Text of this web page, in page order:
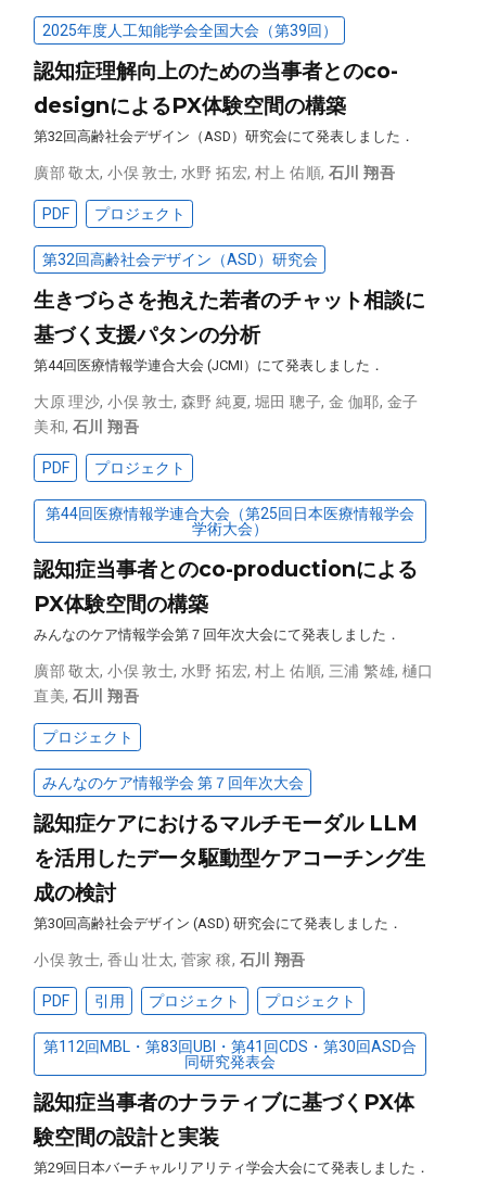
2025年度人工知能学会全国大会（第39回）
認知症理解向上のための当事者とのco-
designによるPX体験空間の構築
第32回高齢社会デザイン（ASD）研究会にて発表しました．
廣部 敬太,小俣 敦士, 水野 拓宏,村上 佑順, 石川 翔吾
PDF プロジェクト
第32回高齢社会デザイン（ASD）研究会
生きづらさを抱えた若者のチャット相談に
基づく支援パタンの分析
第44回医療情報学連合大会 (JCMI）にて発表しました．
大原 理沙,小俣 敦士,森野 純夏,堀田 聰子, 金 伽耶, 金子
美和, 石川 翔吾
PDF プロジェクト
第44回医療情報学連合大会（第25回日本医療情報学会
学術大会）
認知症当事者とのco-productionによる
PX体験空間の構築
みんなのケア情報学会第７回年次大会にて発表しました．
廣部 敬太,小俣 敦士, 水野 拓宏,村上 佑順, 三浦 繁雄, 樋口
直美, 石川 翔吾
プロジェクト
みんなのケア情報学会 第７回年次大会
認知症ケアにおけるマルチモーダル LLM
を活用したデータ駆動型ケアコーチング生
成の検討
第30回高齢社会デザイン (ASD) 研究会にて発表しました．
小俣 敦士,香山 壮太,菅家 穣, 石川 翔吾
PDF 引用 プロジェクト プロジェクト
第112回MBL・第83回UBI・第41回CDS・第30回ASD合
同研究発表会
認知症当事者のナラティブに基づくPX体
験空間の設計と実装
第29回日本バーチャルリアリティ学会大会にて発表しました．